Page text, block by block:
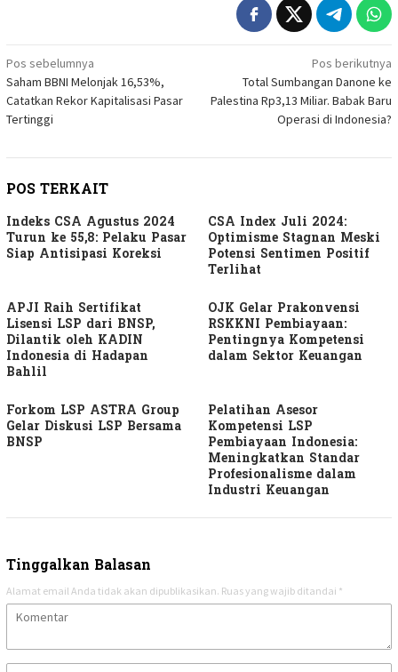
Navigasi
pos
Pos sebelumnya
Saham BBNI Melonjak 16,53%,
Catatkan Rekor Kapitalisasi Pasar
Tertinggi
Pos berikutnya
Total Sumbangan Danone ke
Palestina Rp3,13 Miliar. Babak Baru
Operasi di Indonesia?
POS TERKAIT
Indeks CSA Agustus 2024
Turun ke 55,8: Pelaku Pasar
Siap Antisipasi Koreksi
CSA Index Juli 2024:
Optimisme Stagnan Meski
Potensi Sentimen Positif
Terlihat
APJI Raih Sertifikat
Lisensi LSP dari BNSP,
Dilantik oleh KADIN
Indonesia di Hadapan
Bahlil
OJK Gelar Prakonvensi
RSKKNI Pembiayaan:
Pentingnya Kompetensi
dalam Sektor Keuangan
Forkom LSP ASTRA Group
Gelar Diskusi LSP Bersama
BNSP
Pelatihan Asesor
Kompetensi LSP
Pembiayaan Indonesia:
Meningkatkan Standar
Profesionalisme dalam
Industri Keuangan
Tinggalkan Balasan
Alamat email Anda tidak akan dipublikasikan. Ruas yang wajib ditandai *